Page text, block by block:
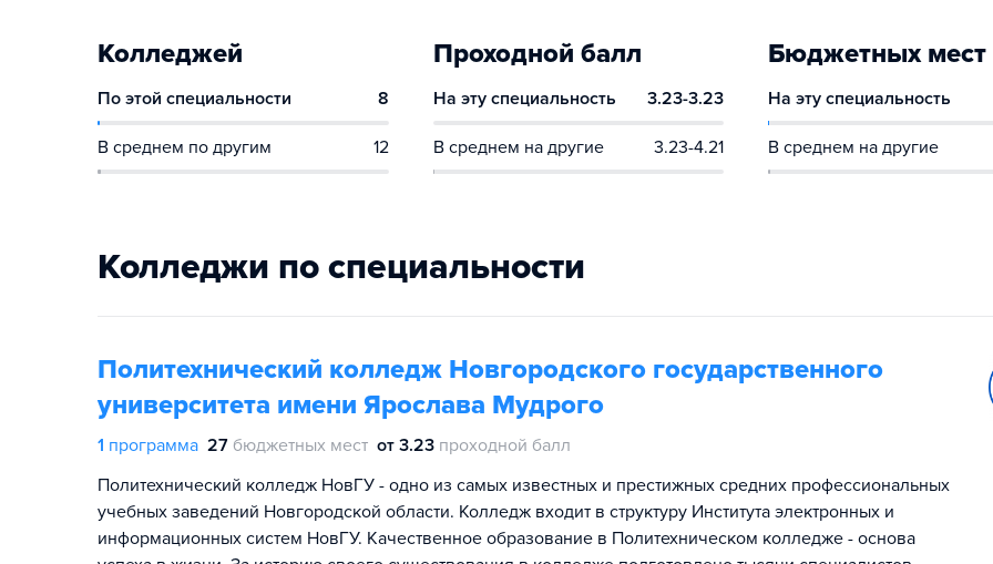
Колледжей
По этой специальности 8
В среднем по другим 12
Проходной балл
На эту специальность 3.23-3.23
В среднем на другие 3.23-4.21
Бюджетных мест
На эту специальность
В среднем на другие
Колледжи по специальности
Политехнический колледж Новгородского государственного
университета имени Ярослава Мудрого
1 программа 27 бюджетных мест от 3.23 проходной балл
Политехнический колледж НовГУ - одно из самых известных и престижных средних профессиональных
учебных заведений Новгородской области. Колледж входит в структуру Института электронных и
информационных систем НовГУ. Качественное образование в Политехническом колледже - основа